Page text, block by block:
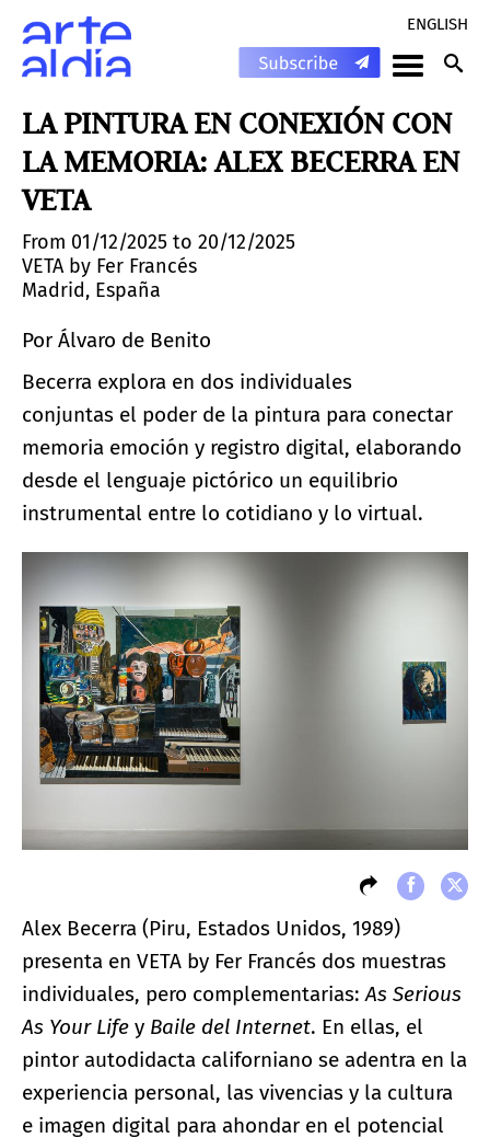
ENGLISH
LA PINTURA EN CONEXIÓN CON
LA MEMORIA: ALEX BECERRA EN
VETA
From 01/12/2025 to 20/12/2025
VETA by Fer Francés
Madrid, España
Por Álvaro de Benito
Becerra explora en dos individuales
conjuntas el poder de la pintura para conectar
memoria emoción y registro digital, elaborando
desde el lenguaje pictórico un equilibrio
instrumental entre lo cotidiano y lo virtual.
Alex Becerra (Piru, Estados Unidos, 1989)
presenta en VETA by Fer Francés dos muestras
individuales, pero complementarias:As Serious
As Your Life y Baile del Internet. En ellas, el
pintor autodidacta californiano se adentra en la
experiencia personal, las vivencias y la cultura
e imagen digital para ahondar en el potencial